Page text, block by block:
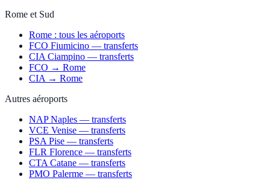
Rome et Sud
Rome : tous les aéroports
FCO Fiumicino — transferts
CIA Ciampino — transferts
FCO → Rome
CIA → Rome
Autres aéroports
NAP Naples — transferts
VCE Venise — transferts
PSA Pise — transferts
FLR Florence — transferts
CTA Catane — transferts
PMO Palerme — transferts